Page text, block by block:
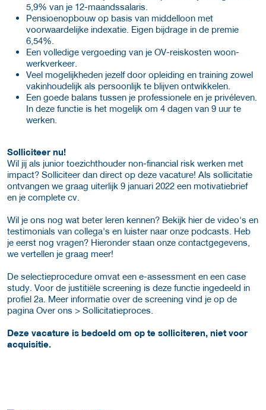
5,9% van je 12-maandssalaris.
Pensioenopbouw op basis van middelloon met
voorwaardelijke indexatie. Eigen bijdrage in de premie
6,54%.
Een volledige vergoeding van je OV-reiskosten woon-
werkverkeer.
Veel mogelijkheden jezelf door opleiding en training zowel
vakinhoudelijk als persoonlijk te blijven ontwikkelen.
Een goede balans tussen je professionele en je privéleven.
In deze functie is het mogelijk om 4 dagen van 9 uur te
werken.
Solliciteer nu!
Wil jij als junior toezichthouder non-financial risk werken met
impact? Solliciteer dan direct op deze vacature! Als sollicitatie
ontvangen we graag uiterlijk 9 januari 2022 een motivatiebrief
en je complete cv.
Wil je ons nog wat beter leren kennen? Bekijk hier de video's en
testimonials van collega's en luister naar onze podcasts. Heb
je eerst nog vragen? Hieronder staan onze contactgegevens,
we vertellen je graag meer!
De selectieprocedure omvat een e-assessment en een case
study. Voor de justitiële screening is deze functie ingedeeld in
profiel 2a. Meer informatie over de screening vind je op de
pagina Over ons > Sollicitatieproces.
Deze vacature is bedoeld om op te solliciteren, niet voor
acquisitie.